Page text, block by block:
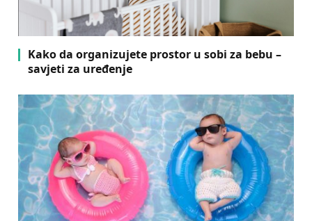
Kako da organizujete prostor u sobi za bebu –
savjeti za uređenje